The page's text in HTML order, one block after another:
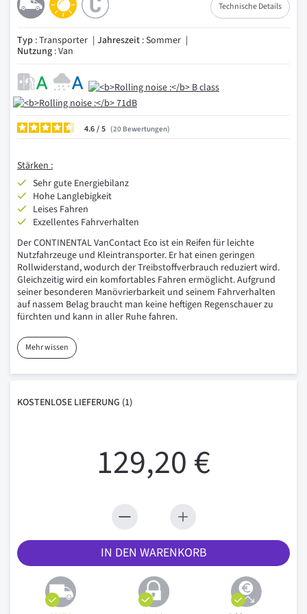
Technische Details
Typ : Transporter Jahreszeit : Sommer
Nutzung : Van
4.6/ 20 Bewertungen
Stärken :
Sehr gute Energiebilanz
Hohe Langlebigkeit
Leises Fahren
Exzellentes Fahrverhalten
Der CONTINENTAL VanContact Eco ist ein Reifen für leichte
Nutzfahrzeuge und Kleintransporter. Er hat einen geringen
Rollwiderstand, wodurch der Treibstoffverbrauch reduziert wird.
Gleichzeitig wird ein komfortables Fahren ermöglicht. Aufgrund
seiner besonderen Manövrierbarkeit und seinem Fahrverhalten
auf nassem Belag braucht man keine heftigen Regenschauer zu
fürchten und kann in aller Ruhe fahren.
Mehr wissen
KOSTENLOSE LIEFERUNG (1)
129,20 €
IN DEN WARENKORB